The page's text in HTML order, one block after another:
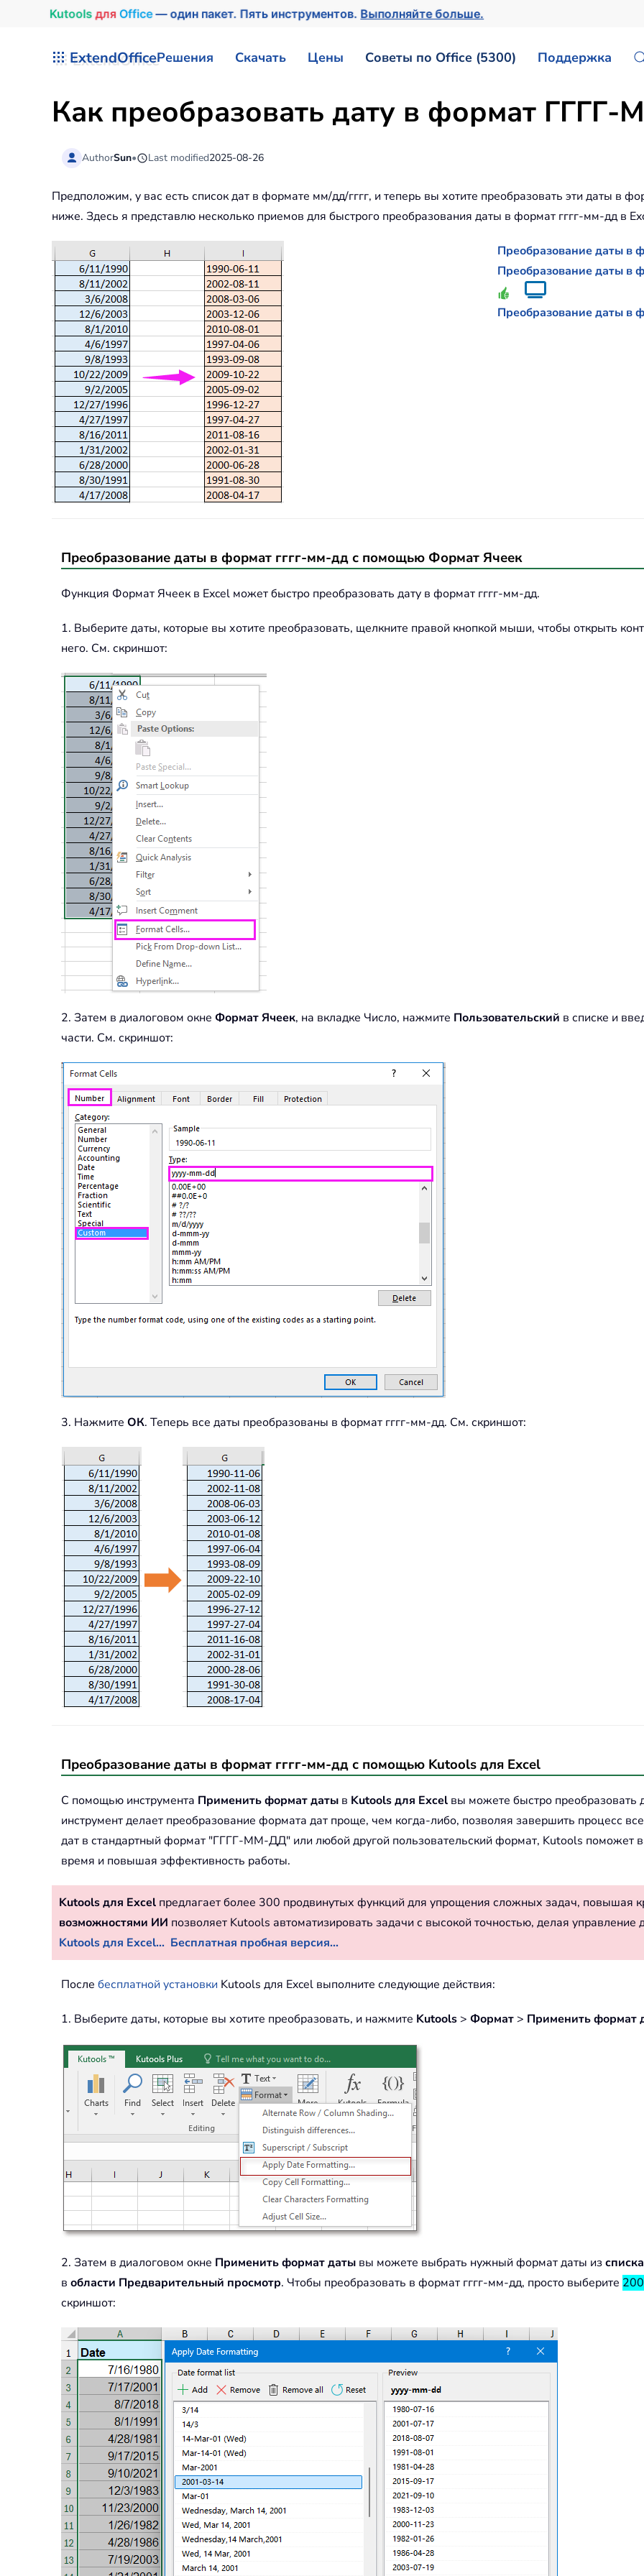
KutoolsдляOffice— один пакет. Пять инструментов.Выполняйте больше.
ExtendOfficeРешения Скачать Цены Советы по Office (5300) Поддержка
Как преобразовать дату в формат
AuthorSun• Last modified2025-08-26
Предположим, у вас есть список дат в формате мм/дд/гггг, и теперь вы хотите преобразовать эти даты в
ниже. Здесь я представлю несколько приемов для быстрого преобразования даты в формат гггг-мм-дд в
Преобразование даты в
Преобразование даты в
Преобразование даты в
Преобразование даты в формат гггг-мм-дд с помощью Формат Ячеек
Функция Формат Ячеек в Excel может быстро преобразовать дату в формат гггг-мм-дд.
1. Выберите даты, которые вы хотите преобразовать, щелкните правой кнопкой мыши, чтобы открыть
него. См. скриншот:
2. Затем в диалоговом окне Формат Ячеек, на вкладке Число, нажмите Пользовательский в списке и
части. См. скриншот:
3. Нажмите ОК. Теперь все даты преобразованы в формат гггг-мм-дд. См. скриншот:
Преобразование даты в формат гггг-мм-дд с помощью Kutools для Excel
С помощью инструмента Применить формат даты в Kutools для Excel вы можете быстро
инструмент делает преобразование формата дат проще, чем когда-либо, позволяя завершить процесс
дат в стандартный формат "ГГГГ-ММ-ДД" или любой другой пользовательский формат, Kutools поможет
время и повышая эффективность работы.
Kutools для Excel предлагает более 300 продвинутых функций для упрощения сложных задач, повышая
возможностями ИИ позволяет Kutools автоматизировать задачи с высокой точностью, делая управление
Kutools для Excel... Бесплатная пробная версия...
После бесплатной установки Kutools для Excel выполните следующие действия:
1. Выберите даты, которые вы хотите преобразовать, и нажмите Kutools > Формат > Применить формат
2. Затем в диалоговом окне Применить формат даты вы можете выбрать нужный формат даты из
в области Предварительный просмотр. Чтобы преобразовать в формат гггг-мм-дд, просто выберите
скриншот: